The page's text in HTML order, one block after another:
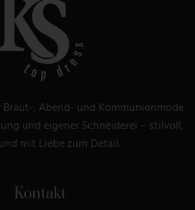
, Abend- und Kommunionmode
und eigener Schneiderei – stilvoll,
mit Liebe zum Detail.
Kontakt